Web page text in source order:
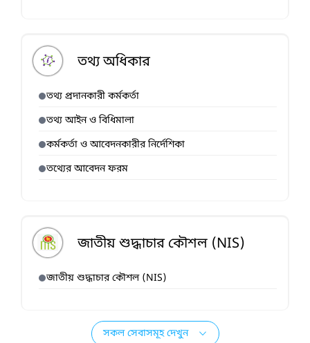
তথ্য অধিকার
তথ্য প্রদানকারী কর্মকর্তা
তথ্য আইন ও বিধিমালা
কর্মকর্তা ও আবেদনকারীর নির্দেশিকা
তথ্যের আবেদন ফরম
জাতীয় শুদ্ধাচার কৌশল (NIS)
জাতীয় শুদ্ধাচার কৌশল (NIS)
সকল সেবাসমূহ দেখুন